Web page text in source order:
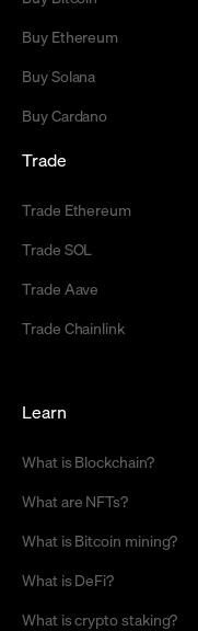
Buy Ethereum
Buy Solana
Buy Cardano
Trade
Trade Ethereum
Trade SOL
Trade Aave
Trade Chainlink
Learn
What is Blockchain?
What are NFTs?
What is Bitcoin mining?
What is DeFi?
What is crypto staking?